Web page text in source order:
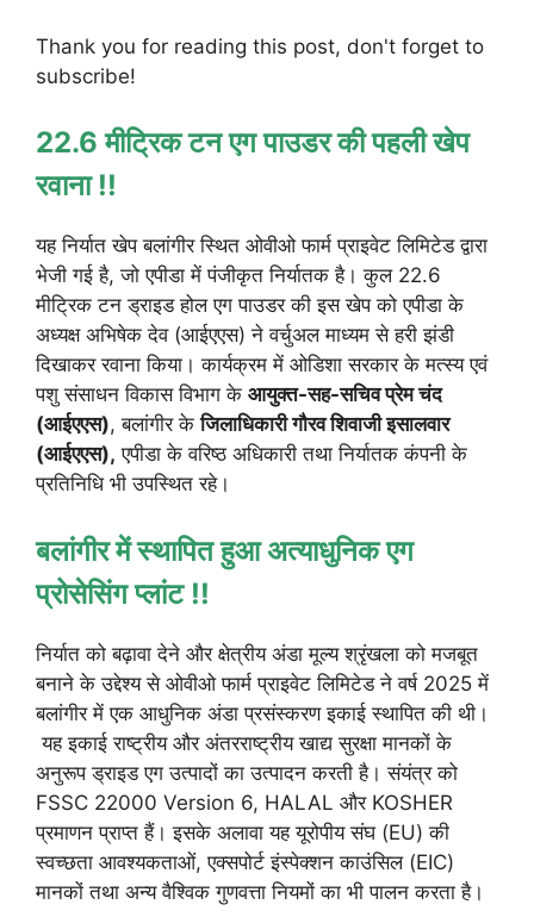
Thank you for reading this post, don't forget to
subscribe!
22.6 मीट्रिक टन एग पाउडर की पहली खेप
रवाना !!
यह निर्यात खेप बलांगीर स्थित ओवीओ फार्म प्राइवेट लिमिटेड द्वारा
भेजी गई है, जो एपीडा में पंजीकृत निर्यातक है। कुल 22.6
मीट्रिक टन ड्राइड होल एग पाउडर की इस खेप को एपीडा के
अध्यक्ष अभिषेक देव (आईएएस) ने वर्चुअल माध्यम से हरी झंडी
दिखाकर रवाना किया। कार्यक्रम में ओडिशा सरकार के मत्स्य एवं
पशु संसाधन विकास विभाग के आयुक्त-सह-सचिव प्रेम चंद
(आईएएस), बलांगीर केजिलाधिकारी गौरव शिवाजी इसालवार
(आईएएस), एपीडा के वरिष्ठ अधिकारी तथा निर्यातक कंपनी के
प्रतिनिधि भी उपस्थित रहे।
बलांगीर में स्थापित हुआ अत्याधुनिक एग
प्रोसेसिंग प्लांट !!
निर्यात को बढ़ावा देने और क्षेत्रीय अंडा मूल्य श्रृंखला को मजबूत
बनाने के उद्देश्य से ओवीओ फार्म प्राइवेट लिमिटेड ने वर्ष 2025 में
बलांगीर में एक आधुनिक अंडा प्रसंस्करण इकाई स्थापित की थी।
यह इकाई राष्ट्रीय और अंतरराष्ट्रीय खाद्य सुरक्षा मानकों के
अनुरूप ड्राइड एग उत्पादों का उत्पादन करती है। संयंत्र को
FSSC 22000 Version 6, HALAL और KOSHER
प्रमाणन प्राप्त हैं। इसके अलावा यह यूरोपीय संघ (EU) की
स्वच्छता आवश्यकताओं, एक्सपोर्ट इंस्पेक्शन काउंसिल (EIC)
मानकों तथा अन्य वैश्विक गुणवत्ता नियमों का भी पालन करता है।